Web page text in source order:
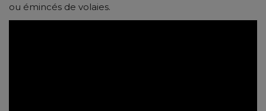
ou émincés de volaies.